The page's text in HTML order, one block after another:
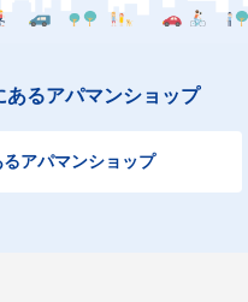
るアパマンショップ
アパマンショップ